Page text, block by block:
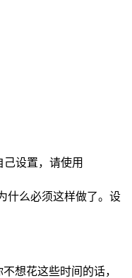
设置，请使用
什么必须这样做了。设
想花这些时间的话，